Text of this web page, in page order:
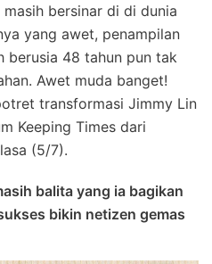
bersinar di di dunia
yang awet, penampilan
berusia 48 tahun pun tak
Awet muda banget!
transformasi Jimmy Lin
Keeping Times dari
(5/7).
balita yang ia bagikan
bikin netizen gemas